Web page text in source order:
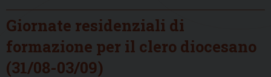
Giornate residenziali di
formazione per il clero diocesano
(31/08-03/09)